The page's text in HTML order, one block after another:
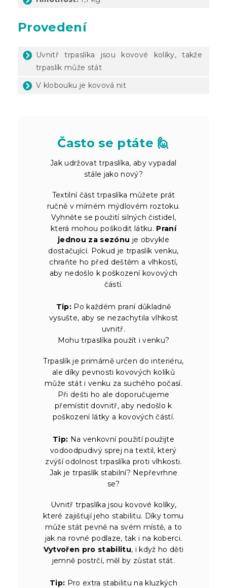
Provedení
Uvnitř trpaslíka jsou kovové kolíky, takže
trpaslík může stát
V klobouku je kovová nit
Často se ptáte 🙋
Jak udržovat trpaslíka, aby vypadal
stále jako nový?
Textilní část trpaslíka můžete prát
ručně v mírném mýdlovém roztoku.
Vyhněte se použití silných čistidel,
která mohou poškodit látku. Praní
jednou za sezónu je obvykle
dostačující. Pokud je trpaslík venku,
chraňte ho před deštěm a vlhkostí,
aby nedošlo k poškození kovových
částí.
Tip: Po každém praní důkladně
vysušte, aby se nezachytila vlhkost
uvnitř.
Mohu trpaslíka použít i venku?
Trpaslík je primárně určen do interiéru,
ale díky pevnosti kovových kolíků
může stát i venku za suchého počasí.
Při dešti ho ale doporučujeme
přemístit dovnitř, aby nedošlo k
poškození látky a kovových částí.
Tip: Na venkovní použití použijte
vodoodpudivý sprej na textil, který
zvýší odolnost trpaslíka proti vlhkosti.
Jak je trpaslík stabilní? Nepřevrhne
se?
Uvnitř trpaslíka jsou kovové kolíky,
které zajišťují jeho stabilitu. Díky tomu
může stát pevně na svém místě, a to
jak na rovné podlaze, tak i na koberci.
Vytvořen pro stabilitu, i když ho děti
jemně postrčí, měl by zůstat stát.
Tip: Pro extra stabilitu na kluzkých